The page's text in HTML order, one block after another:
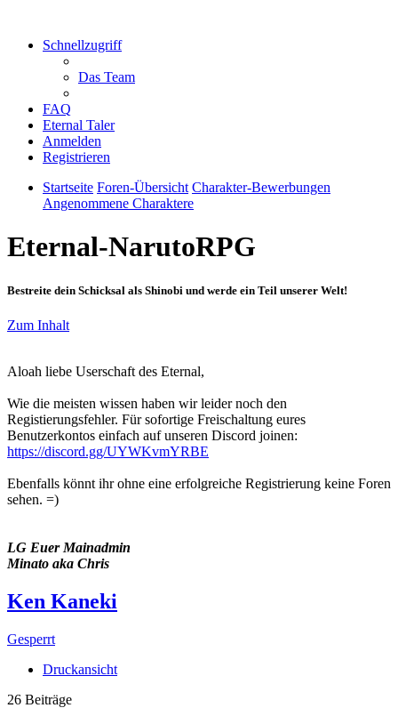
Schnellzugriff
Das Team
FAQ
Eternal Taler
Anmelden
Registrieren
Startseite Foren-Übersicht Charakter-Bewerbungen
Angenommene Charaktere
Eternal-NarutoRPG
Bestreite dein Schicksal als Shinobi und werde ein Teil unserer Welt!
Zum Inhalt
Aloah liebe Userschaft des Eternal,
Wie die meisten wissen haben wir leider noch den
Registierungsfehler. Für sofortige Freischaltung eures
Benutzerkontos einfach auf unseren Discord joinen:
https://discord.gg/UYWKvmYRBE
Ebenfalls könnt ihr ohne eine erfolgreiche Registrierung keine Foren
sehen. =)
LG Euer Mainadmin
Minato aka Chris
Ken Kaneki
Gesperrt
Druckansicht
26 Beiträge